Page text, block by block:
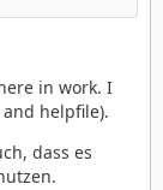
in work. I
helpfile).
dass es